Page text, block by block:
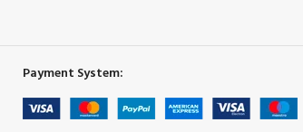
Payment System: